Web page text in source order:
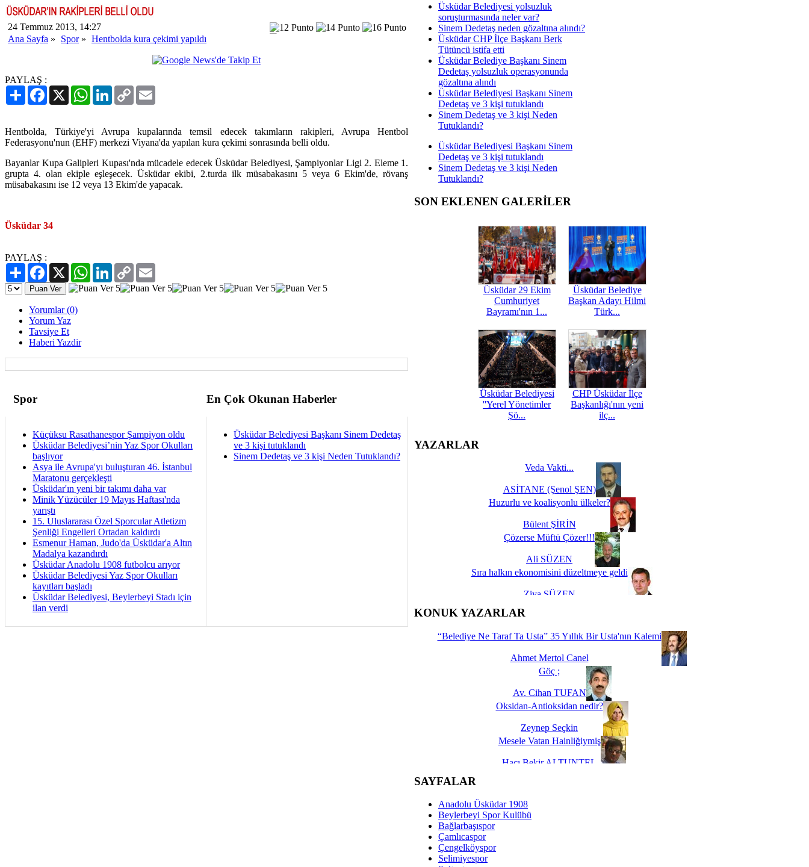
24 Temmuz 2013, 14:27
Ana Sayfa » Spor» Hentbolda kura çekimi yapıldı
PAYLAŞ :
PaylaşFacebook
X WhatsAppLinkedIn
Copy
Link
Hentbolda, Türkiye'yi Avrupa kupalarında temsil edecek takımların rakipleri, Avrupa Hentbol
Federasyonu'nun (EHF) merkezi Viyana'da yapılan kura çekimi sonrasında belli oldu.
Bayanlar Kupa Galipleri Kupası'nda mücadele edecek Üsküdar Belediyesi, Şampiyonlar Ligi 2. Eleme 1.
grupta 4. olan ekiple eşleşecek. Üsküdar ekibi, 2.turda ilk müsabakasını 5 veya 6 Ekim'de, rövanş
müsabakasını ise 12 veya 13 Ekim'de yapacak.
Üsküdar 34
PAYLAŞ :
PaylaşFacebook
X WhatsAppLinkedIn
Copy
Link
Yorumlar (0)
Yorum Yaz
Tavsiye Et
Haberi Yazdir
Spor En Çok Okunan Haberler
Küçüksu Rasathanespor Şampiyon oldu
Üsküdar Belediyesi’nin Yaz Spor Okulları
başlıyor
Asya ile Avrupa'yı buluşturan 46. İstanbul
Maratonu gerçekleşti
Üsküdar'ın yeni bir takımı daha var
Minik Yüzücüler 19 Mayıs Haftası'nda
yarıştı
15. Uluslararası Özel Sporcular Atletizm
Şenliği Engelleri Ortadan kaldırdı
Esmenur Haman, Judo'da Üsküdar'a Altın
Madalya kazandırdı
Üsküdar Anadolu 1908 futbolcu arıyor
Üsküdar Belediyesi Yaz Spor Okulları
kayıtları başladı
Üsküdar Belediyesi, Beylerbeyi Stadı için
ilan verdi
Üsküdar Belediyesi Başkanı Sinem Dedetaş
ve 3 kişi tutuklandı
Sinem Dedetaş ve 3 kişi Neden Tutuklandı?
Üsküdar Belediyesi yolsuzluk
soruşturmasında neler var?
Sinem Dedetaş neden gözaltına alındı?
Üsküdar CHP İlçe Başkanı Berk
Tütüncü istifa etti
Üsküdar Belediye Başkanı Sinem
Dedetaş yolsuzluk operasyonunda
gözaltına alındı
Üsküdar Belediyesi Başkanı Sinem
Dedetaş ve 3 kişi tutuklandı
Sinem Dedetaş ve 3 kişi Neden
Tutuklandı?
Üsküdar Belediyesi Başkanı Sinem
Dedetaş ve 3 kişi tutuklandı
Sinem Dedetaş ve 3 kişi Neden
Tutuklandı?
SON EKLENEN GALERİLER
Üsküdar 29 Ekim
Cumhuriyet
Bayramı'nın 1...
Üsküdar Belediye
Başkan Adayı Hilmi
Türk...
Üsküdar Belediyesi
''Yerel Yönetimler
Şö...
CHP Üsküdar İlçe
Başkanlığı'nın yeni
ilç...
YAZARLAR
Veda Vakti...
ASİTANE (Şenol ŞEN)
Huzurlu ve koalisyonlu ülkeler?
Bülent ŞİRİN
Çözerse Müftü Çözer!!!
Ali SÜZEN
Sıra halkın ekonomisini düzeltmeye geldi
Ziya SÜZEN
İşte Biz buyuz...
KONUK YAZARLAR
“Belediye Ne Taraf Ta Usta” 35 Yıllık Bir Usta'nın Kalemi
Ahmet Mertol Canel
Göç ;
Av. Cihan TUFAN
Oksidan-Antioksidan nedir?
Zeynep Seçkin
Mesele Vatan Hainliğiymiş
Hacı Bekir ALTUNTEL
Dünya Fani, Ama Kısa Bir Süre De Olsa Burdayız
Hukukun Adaleti Kalmadı Üstadım!
SAYFALAR
Anadolu Üsküdar 1908
Beylerbeyi Spor Kulübü
Bağlarbaşıspor
Çamlıcaspor
Çengelköyspor
Selimiyespor